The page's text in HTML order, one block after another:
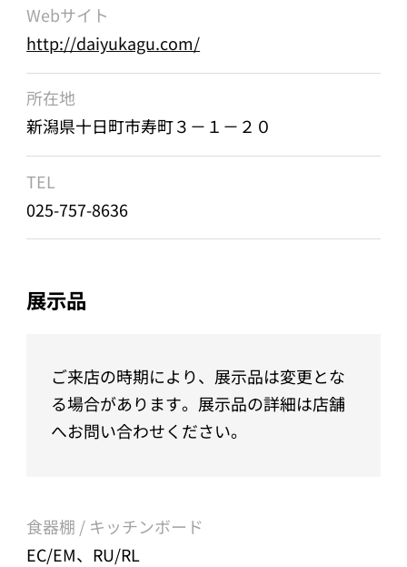
Webサイト
http://daiyukagu.com/
所在地
新潟県十日町市寿町３－１－２０
TEL
025-757-8636
展示品
ご来店の時期により、展示品は変更とな
る場合があります。展示品の詳細は店舗
へお問い合わせください。
食器棚 / キッチンボード
EC/EM、RU/RL